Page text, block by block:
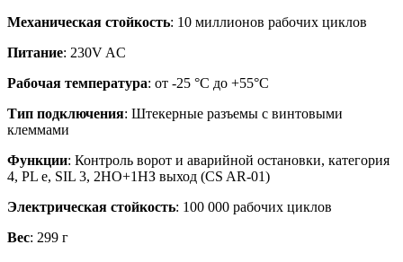
Механическая стойкость: 10 миллионов рабочих циклов
Питание: 230V AC
Рабочая температура: от -25 °C до +55°C
Тип подключения: Штекерные разъемы с винтовыми
клеммами
Функции: Контроль ворот и аварийной остановки, категория
4, PL e, SIL 3, 2НО+1НЗ выход (CS AR-01)
Электрическая стойкость: 100 000 рабочих циклов
Вес: 299 г